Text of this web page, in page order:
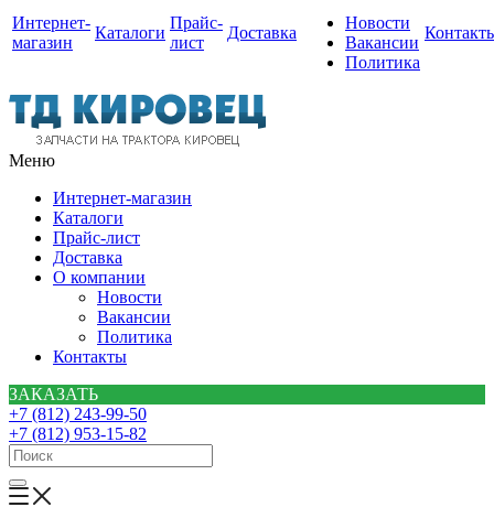
Интернет-
магазин
Каталоги
Прайс-
лист
Доставка
Новости
Вакансии
Политика
Меню
Интернет-магазин
Каталоги
Прайс-лист
Доставка
О компании
Новости
Вакансии
Политика
Контакты
ЗАКАЗАТЬ
+7 (812) 243-99-50
+7 (812) 953-15-82